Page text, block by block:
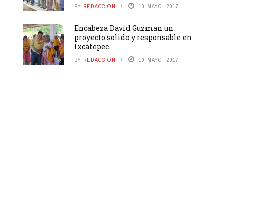
BY REDACCION 10 MAYO, 2017
Encabeza David Guzman un
proyecto solido y responsable en
Ixcatepec.
BY REDACCION 10 MAYO, 2017